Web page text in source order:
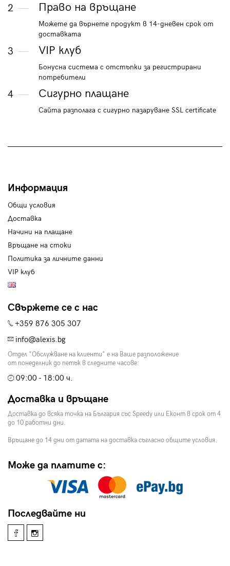
2 Право на връщане
Можете да върнете продукт в 14-дневен срок от
доставката
3 VIP клуб
Бонусна система с отстъпки за регистрирани
потребители
4 Сигурно плащане
Сайта разполага с сигурно пазаруване SSL certificate
Информация
Общи условия
Доставка
Начини на плащане
Връщане на стоки
Политика за личните данни
VIP клуб
Свържете се с нас
+359 876 305 307
info@alexis.bg
Отдел "Обслужване на клиенти" е на Ваше разположение
от понеделник до петък в следните часове:
09:00 - 18:00 ч.
Доставка и връщане
Доставка до всяка точка на България със Speedy или Еконт в срок от 4
до 10 работни дни.
Връщане до 14 дни от датата на доставка съгласно общите условия.
Може да платите с:
Последвайте ни